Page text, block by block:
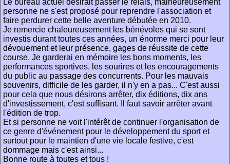
Le bureau actuel désirait passer le relais, malheureusement
personne ne s'est proposé pour reprendre l'association et
faire perdurer cette belle aventure débutée en 2010.
Je remercie chaleureusement les bénévoles qui se sont
investis durant toutes ces années, un énorme merci pour leur
dévouement et leur présence, gages de réussite de cette
course. Je garderai en mémoire les bons moments, les
performances sportives, les sourires et les encouragements
du public au passage des concurrents. Pour les mauvais
souvenirs, difficile de les garder, il n'y en a pas... C'est aussi
pour cela que nous désirons arrêter, dix éditions, dix ans
d'investissement, c'est suffisant. Il faut savoir arrêter avant
l'édition de trop.
Et si personne ne voit l'intérêt de continuer l'organisation de
ce genre d'événement pour le développement du sport et
surtout pour le maintien d'une vie locale festive, c'est
dommage mais c'est ainsi...
Bonne route à toutes et tous !